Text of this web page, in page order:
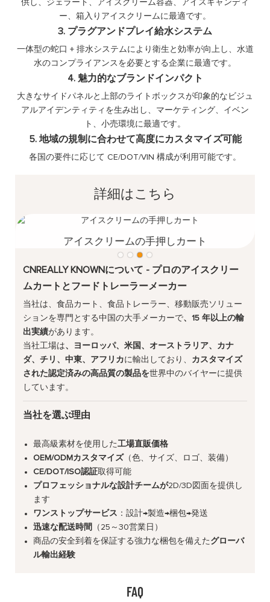
供し、ジェラート、アイスクリーム容器、アイスキャンディ
ー、箱入りアイスクリームに最適です。
3. プラグアンドプレイ給水システム
一体型の蛇口 + 排水システムにより衛生と効率が向上し、水道
水のコンプライアンスを必要とする企業に最適です。
4. 魅力的なブランドインパクト
大きなサイドパネルと上部のライトボックスが印象的なビジュ
アルアイデンティティを生み出し、マーケティング、イベン
ト、小売環境に最適です。
5. 地域の規制に合わせて高度にカスタマイズ可能
各国の要件に応じて CE/DOT/VIN 構成が利用可能です。
詳細はこちら
アイスクリームの手押しカート
CNREALLY KNOWNについて - プロのアイスクリー
ムカートとフードトレーラーメーカー
当社は、食品カート、食品トレーラー、移動販売ソリュー
ションを専門とする中国の大手メーカーで、15 年以上の輸
出実績があります。
当社工場は、ヨーロッパ、米国、オーストラリア、カナ
ダ、チリ、中東、アフリカに輸出しており、 カスタマイズ
された認定済みの高品質の製品を世界中のバイヤーに提供
しています。
当社を選ぶ理由
最高級素材を使用した工場直販価格
OEM/ODMカスタマイズ（色、サイズ、ロゴ、装備）
CE/DOT/ISO認証取得可能
プロフェッショナルな設計チームが2D/3D図面を提供し
ます
ワンストップサービス ：設計→製造→梱包→発送
迅速な配送時間
（25～30営業日）
商品の安全到着を保証する強力な梱包を備えた グローバ
ル輸出経験
FAQ